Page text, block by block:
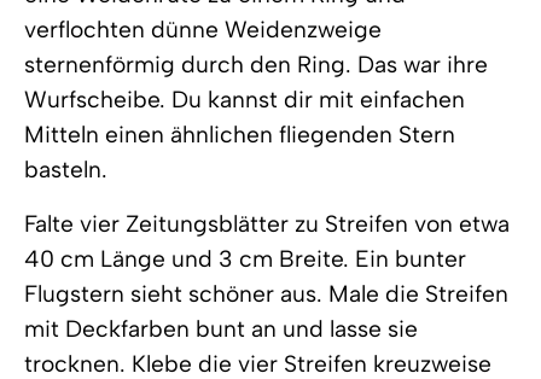
verflochten dünne Weidenzweige
sternenförmig durch den Ring. Das war ihre
Wurfscheibe. Du kannst dir mit einfachen
Mitteln einen ähnlichen fliegenden Stern
basteln.
Falte vier Zeitungsblätter zu Streifen von etwa
40 cm Länge und 3 cm Breite. Ein bunter
Flugstern sieht schöner aus. Male die Streifen
mit Deckfarben bunt an und lasse sie
trocknen. Klebe die vier Streifen kreuzweise